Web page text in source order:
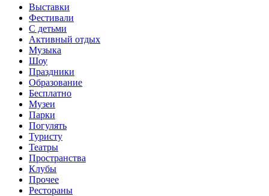
Выставки
Фестивали
С детьми
Активный отдых
Музыка
Шоу
Праздники
Образование
Бесплатно
Музеи
Парки
Погулять
Туристу
Театры
Пространства
Клубы
Прочее
Рестораны